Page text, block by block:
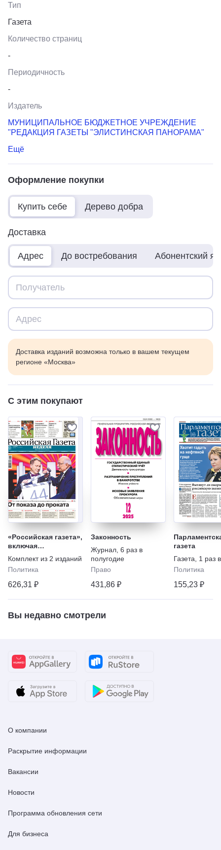
Тип
Газета
Количество страниц
-
Периодичность
-
Издатель
МУНИЦИПАЛЬНОЕ БЮДЖЕТНОЕ УЧРЕЖДЕНИЕ
"РЕДАКЦИЯ ГАЗЕТЫ "ЭЛИСТИНСКАЯ ПАНОРАМА"
Ещё
Оформление покупки
Купить себе Дерево добра
Доставка
Адрес До востребования Абонентский
Доставка изданий возможна только в вашем текущем
регионе «Москва»
С этим покупают
«Российская газета»,
включая
еженедельный
выпуск «Российской
газеты» – Неделя
Комплект из 2 изданий
Политика
626,31 ₽
Законность
Журнал 6 раз в
полугодие
Право
431,86 ₽
газета
Газета
1 раз
Политика
155,23 ₽
Вы недавно смотрели
О компании
Раскрытие информации
Вакансии
Новости
Программа обновления сети
Для бизнеса